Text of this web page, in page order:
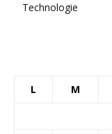
Technologie
L M